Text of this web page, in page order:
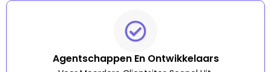
Agentschappen En Ontwikkelaars